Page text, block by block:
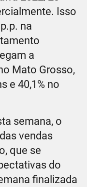
Isso
na
a
Mato Grosso,
e 40,1% no
semana, o
vendas
que se
do
finalizada